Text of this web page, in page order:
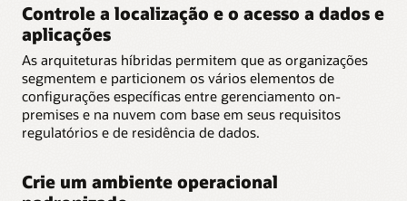
Controle a localização e o acesso a dados e
aplicações
As arquiteturas híbridas permitem que as organizações
segmentem e particionem os vários elementos de
configurações específicas entre gerenciamento on-
premises e na nuvem com base em seus requisitos
regulatórios e de residência de dados.
Crie um ambiente operacional